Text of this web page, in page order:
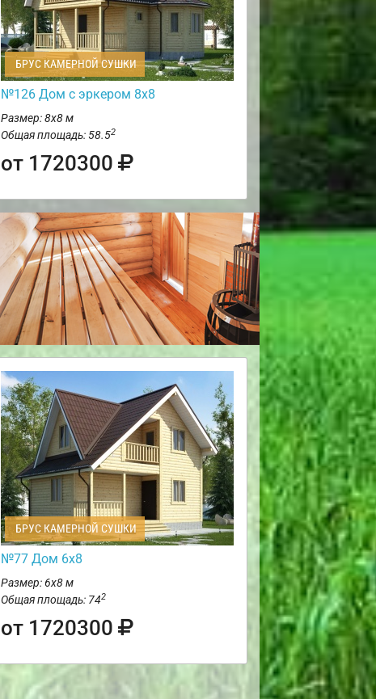
БРУС КАМЕРНОЙ СУШКИ
№126 Дом с эркером 8х8
Размер: 8х8 м
Общая площадь: 58.52
от 1720300
БРУС КАМЕРНОЙ СУШКИ
№77 Дом 6х8
Размер: 6х8 м
Общая площадь: 742
от 1720300